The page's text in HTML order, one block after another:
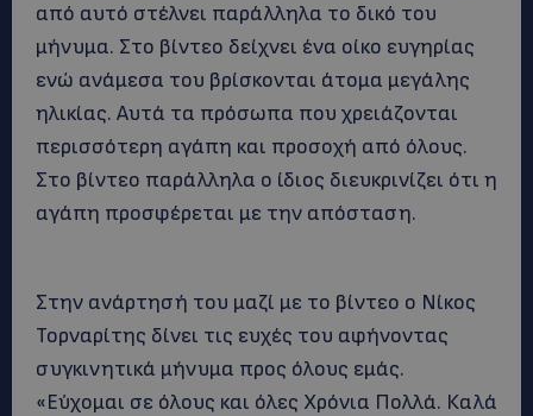
από αυτό στέλνει παράλληλα το δικό του
μήνυμα. Στο βίντεο δείχνει ένα οίκο ευγηρίας
ενώ ανάμεσα του βρίσκονται άτομα μεγάλης
ηλικίας. Αυτά τα πρόσωπα που χρειάζονται
περισσότερη αγάπη και προσοχή από όλους.
Στο βίντεο παράλληλα ο ίδιος διευκρινίζει ότι η
αγάπη προσφέρεται με την απόσταση.
Στην ανάρτησή του μαζί με το βίντεο ο Νίκος
Τορναρίτης δίνει τις ευχές του αφήνοντας
συγκινητικά μήνυμα προς όλους εμάς.
«Εύχομαι σε όλους και όλες Χρόνια Πολλά. Καλά